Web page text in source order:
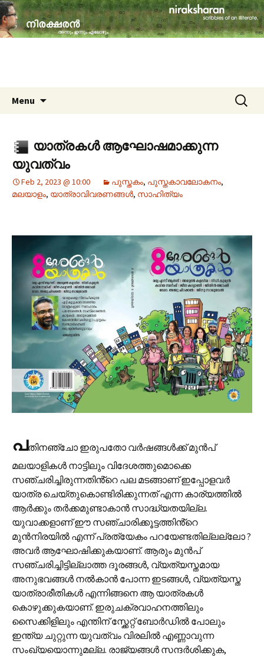
niraksharan (നിരക്ഷരൻ)
travelogues, book reviews, social issues,
cinema, memories & lot more…
Menu
Search
for:
യാത്രകൾ ആഘോഷമാക്കുന്ന
യുവത്വം
Feb 2, 2023 @ 10:00 പുസ്തകം, പുസ്തകാവലോകനം,
മലയാളം, യാത്രാവിവരണങ്ങൾ, സാഹിത്യം
പതിനഞ്ചോ ഇരുപതോ വർഷങ്ങൾക്ക് മുൻപ്
മലയാളികൾ നാട്ടിലും വിദേശത്തുമൊക്കെ
സഞ്ചരിച്ചിരുന്നതിൻ്റെ പല മടങ്ങാണ് ഇപ്പോളവർ
യാത്ര ചെയ്തുകൊണ്ടിരിക്കുന്നത് എന്ന കാര്യത്തിൽ
ആർക്കും തർക്കമുണ്ടാകാൻ സാദ്ധ്യതയില്ല.
യുവാക്കളാണ് ഈ സഞ്ചാരിക്കൂട്ടത്തിൻ്റെ
മുൻനിരയിൽ എന്ന് പ്രത്യേകം പറയേണ്ടതില്ലല്ലോ ?
അവർ ആഘോഷിക്കുകയാണ്. ആരും മുൻപ്
സഞ്ചരിച്ചിട്ടില്ലാത്ത ദൂരങ്ങൾ, വ്യത്യസ്തമായ
അനുഭവങ്ങൾ നൽകാൻ പോന്ന ഇടങ്ങൾ, വ്യത്യസ്ത
യാത്രാരീതികൾ എന്നിങ്ങനെ ആ യാത്രകൾ
കൊഴുക്കുകയാണ്. ഇരുചക്രവാഹനത്തിലും
സൈക്കിളിലും എന്തിന് സ്ക്കേറ്റ് ബോർഡിൽ പോലും
ഇന്ത്യ ചുറ്റുന്ന യുവത്വം വിരലിൽ എണ്ണാവുന്ന
സംഖ്യയൊന്നുമല്ല. രാജ്യങ്ങൾ സന്ദർശിക്കുക,